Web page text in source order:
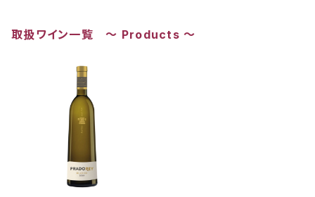
取扱ワイン一覧 ～ Products ～